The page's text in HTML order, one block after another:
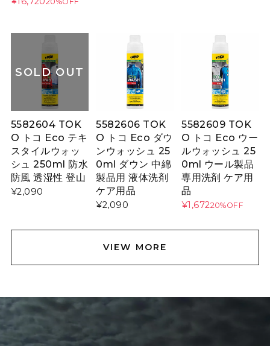
SOLD OUT
5582604 TOK
O トコ Eco テキ
スタイルウォッ
シュ 250ml 防水
防風 透湿性 登山
¥2,090
5582606 TOK
O トコ Eco ダウ
ンウォッシュ 25
0ml ダウン 中綿
製品用 液体洗剤
ケア用品
¥2,090
5582609 TOK
O トコ Eco ウー
ルウォッシュ 25
0ml ウール製品
専用洗剤 ケア用
品
¥1,67220%OFF
VIEW MORE